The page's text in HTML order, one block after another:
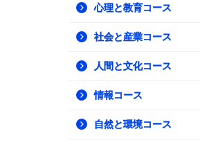
心理と教育コース
社会と産業コース
人間と文化コース
情報コース
自然と環境コース